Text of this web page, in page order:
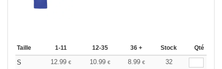
Taille 1-11 12-35 36 + Stock Qté
S 12.99 € 10.99 € 8.99 € 32